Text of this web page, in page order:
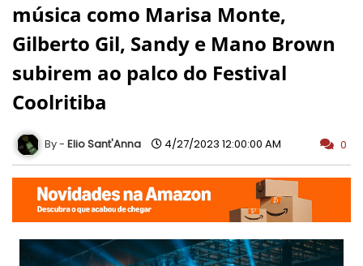
música como Marisa Monte,
Gilberto Gil, Sandy e Mano Brown
subirem ao palco do Festival
Coolritiba
Elio Sant'Anna 4/27/2023 12:00:00 AM 0